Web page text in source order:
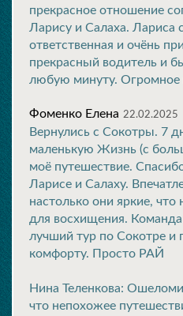
прекрасное отношение
Ларису и Салаха. Лариса
ответственная и очёнь
прекрасный водитель и
любую минуту. Огромное
Фоменко Елена 22.02.2025
Вернулись с Сокотры. 7
маленькую Жизнь (с
моё путешествие.
Ларисе и Салаху.
настолько они яркие,
для восхищения.
лучший тур по Сокотре и
комфорту. Просто РАЙ
Нина Теленкова:
что непохожее